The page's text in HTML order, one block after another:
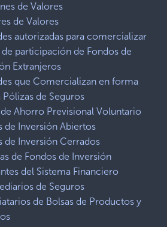
de Valores
de Valores
autorizadas para comercializar
participación de Fondos de
Extranjeros
que Comercializan en forma
Pólizas de Seguros
Ahorro Previsional Voluntario
de Inversión Abiertos
de Inversión Cerrados
de Fondos de Inversión
del Sistema Financiero
de Seguros
de Bolsas de Productos y